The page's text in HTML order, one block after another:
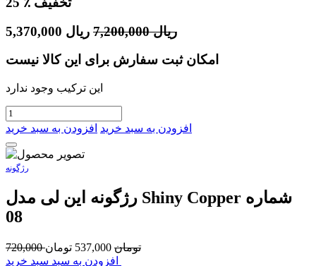
5,370,000 ریال 7,200,000 ریال
امکان ثبت سفارش برای این کالا نیست
این ترکیب وجود ندارد
افزودن به سبد خرید افزودن به سبد خرید
رژگونه
رژگونه این لی مدل Shiny Copper شماره
08
720,000 تومان 537,000 تومان